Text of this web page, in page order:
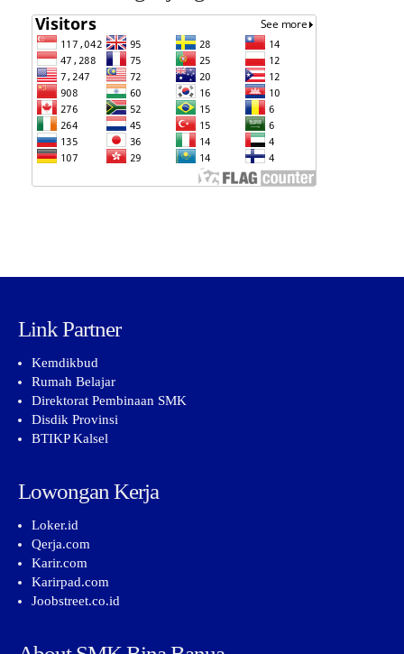
Link Partner
Kemdikbud
Rumah Belajar
Direktorat Pembinaan SMK
Disdik Provinsi
BTIKP Kalsel
Lowongan Kerja
Loker.id
Qerja.com
Karir.com
Karirpad.com
Joobstreet.co.id